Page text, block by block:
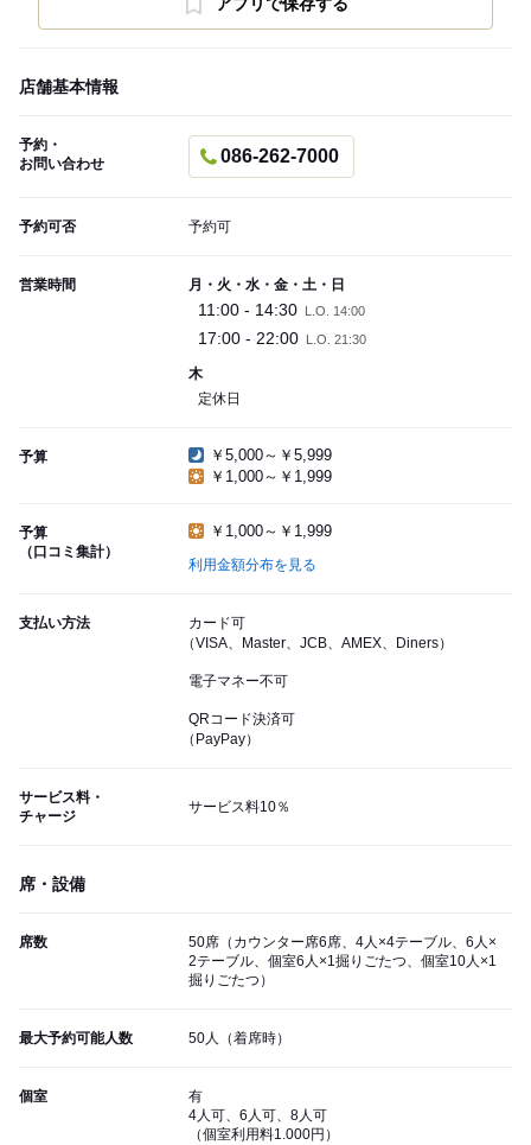
アプリで保存する
店舗基本情報
予約・
お問い合わせ
086-262-7000
予約可否 予約可
営業時間 月・火・水・金・土・日
11:00 - 14:30 L.O. 14:00
17:00 - 22:00 L.O. 21:30
木
定休日
予算
￥5,000～￥5,999
￥1,000～￥1,999
予算
（口コミ集計）
￥1,000～￥1,999
利用金額分布を見る
支払い方法
カード可
（VISA、Master、JCB、AMEX、Diners）
電子マネー不可
QRコード決済可
（PayPay）
サービス料・
チャージ
サービス料10％
席・設備
席数
50席（カウンター席6席、4人×4テーブル、6人×
2テーブル、個室6人×1掘りごたつ、個室10人×1
掘りごたつ）
最大予約可能人数 50人（着席時）
個室
有
4人可、6人可、8人可
（個室利用料1.000円）